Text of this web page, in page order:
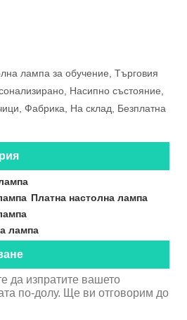
лампа за обучение, Търговия
Насипно състояние,
Фабрика, На склад, Безплатна
Платна настолна лампа
лампа
да изпратите вашето
по-долу. Ще ви отговорим до